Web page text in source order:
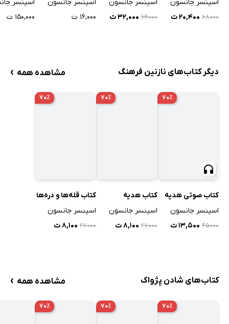
اسپنسر جانسون
۶۸۰۰۰ ۲۰,۴۰۰ ت
اسپنسر جانسون
۶۴۰۰۰ ۳۲,۰۰۰ ت
اسپنسر جانسون
۱۶,۰۰۰ ت
اسپنسر
۱۵۰,۰۰۰ ت
دیگر کتاب‌های نازنین فرهنگ مشاهده همه ›
۷۰٪
کتاب صوتی هدیه
اسپنسر جانسون
۴۵۰۰۰ ۱۳,۵۰۰ ت
۷۰٪
کتاب هدیه
اسپنسر جانسون
۲۷۰۰۰ ۸,۱۰۰ ت
۷۰٪
کتاب قله‌ها و دره‌ها
اسپنسر جانسون
۲۷۰۰۰ ۸,۱۰۰ ت
کتاب‌های شادن پژواک مشاهده همه ›
۷۰٪ ۷۰٪ ۷۰٪